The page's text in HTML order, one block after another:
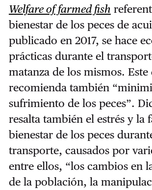
Welfare of farmed fish
bienestar de los peces de
publicado en 2017, se hace
prácticas durante el
matanza de los mismos.
recomienda también
sufrimiento de los peces”.
resalta también el estrés y la
bienestar de los peces
transporte, causados por
entre ellos, “los cambios en
de la población, la